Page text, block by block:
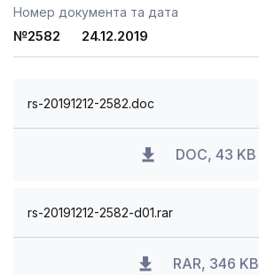
Номер документа та дата
№2582 24.12.2019
rs-20191212-2582.doc
DOC, 43 KB
rs-20191212-2582-d01.rar
RAR, 346 KB